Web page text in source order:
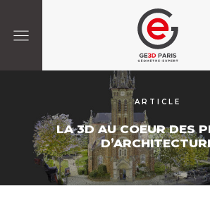
ARTICLE
LA 3D AU COEUR DES